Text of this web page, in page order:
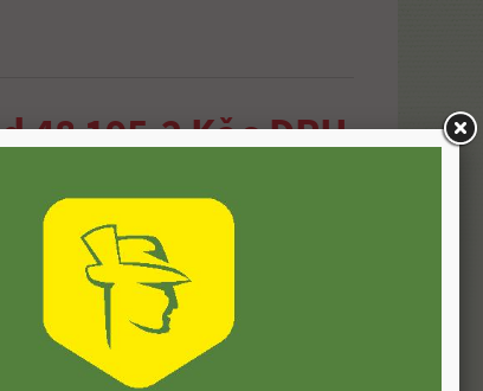
48 195,2 Kč s DPH
nedostupnosti Vás budeme informovat.